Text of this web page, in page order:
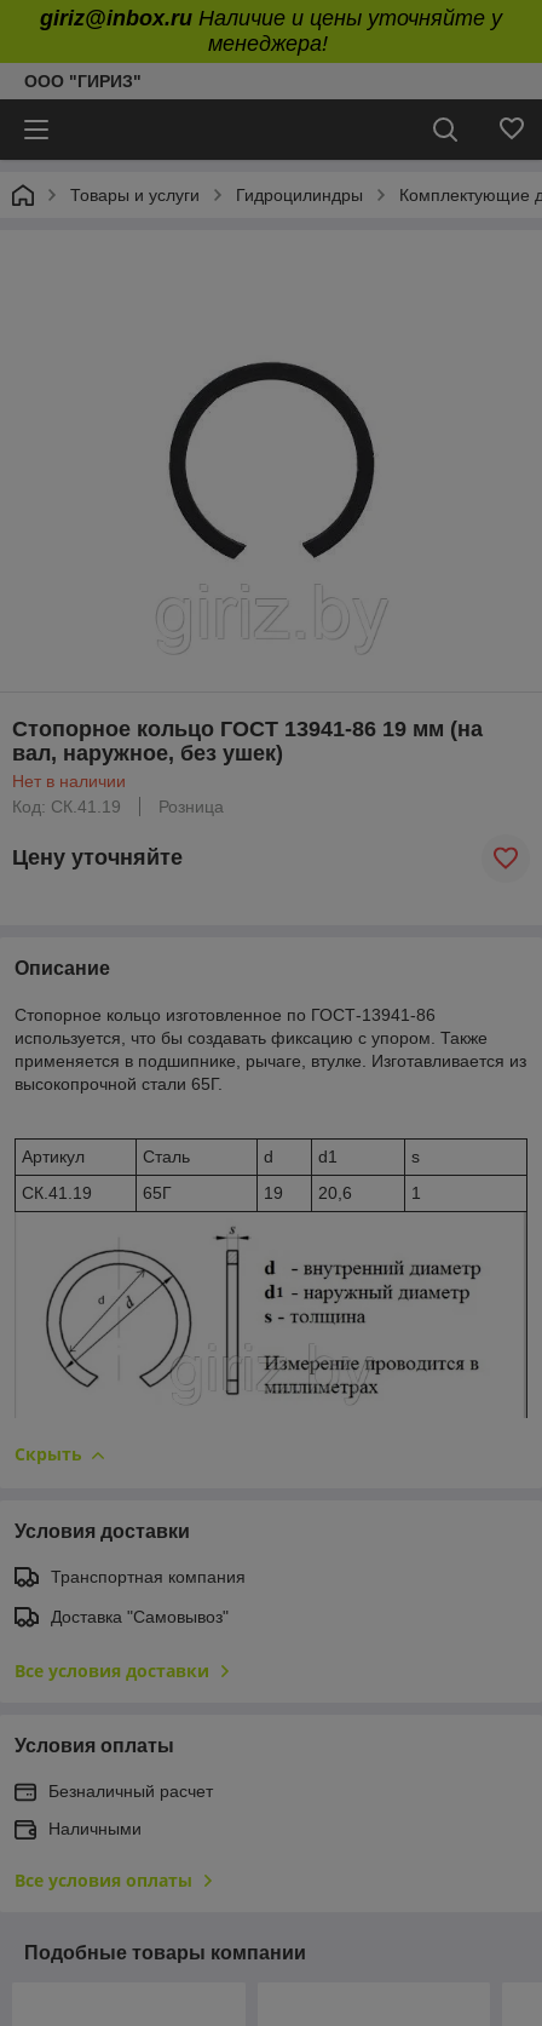
giriz@inbox.ru Наличие и цены уточняйте у
менеджера!
ООО "ГИРИЗ"
Товары и услуги Гидроцилиндры Комплектующие
Стопорное кольцо ГОСТ 13941-86 19 мм (на
вал, наружное, без ушек)
Нет в наличии
Код: CК.41.19
Розница
Цену уточняйте
Описание
Стопорное кольцо изготовленное по ГОСТ-13941-86
используется, что бы создавать фиксацию с упором. Также
применяется в подшипнике, рычаге, втулке. Изготавливается из
высокопрочной стали 65Г.
Артикул Сталь d d1
s
CК.41.19
65Г 19 20,6 1
Скрыть
Условия доставки
Транспортная компания
Доставка "Самовывоз"
Все условия доставки
Условия оплаты
Безналичный расчет
Наличными
Все условия оплаты
Подобные товары компании